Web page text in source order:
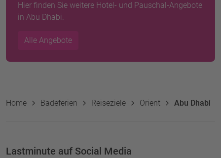
Hier finden Sie weitere Hotel- und Pauschal-Angebote
in Abu Dhabi.
Alle Angebote
Home Badeferien Reiseziele Orient Abu Dhabi
Lastminute auf Social Media